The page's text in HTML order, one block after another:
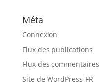
Méta
Connexion
Flux des publications
Flux des commentaires
Site de WordPress-FR